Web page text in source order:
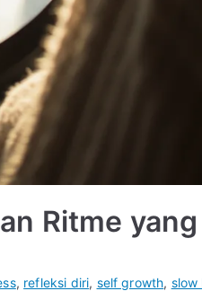
Ritme
, refleksi diri, self growth, slow